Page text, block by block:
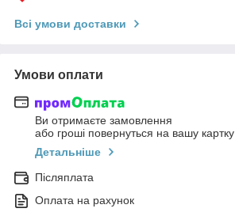
Всі умови доставки
Умови оплати
Ви отримаєте замовлення
або гроші повернуться на вашу картку
Детальніше
Післяплата
Оплата на рахунок